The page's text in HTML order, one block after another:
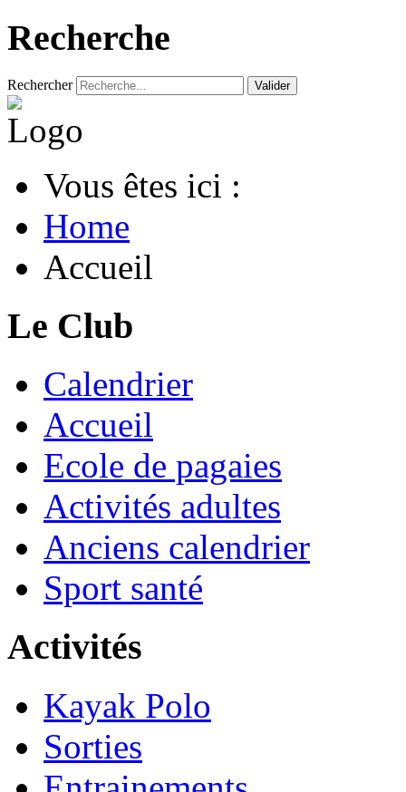
Recherche
Rechercher Valider
Vous êtes ici :
Home
Accueil
Le Club
Calendrier
Accueil
Ecole de pagaies
Activités adultes
Anciens calendrier
Sport santé
Activités
Kayak Polo
Sorties